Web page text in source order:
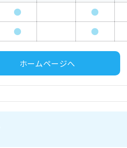
● ●
● ●
ホームページへ